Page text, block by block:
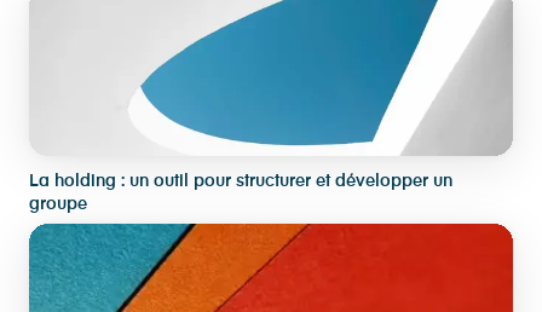
La holding : un outil pour structurer et développer un
groupe